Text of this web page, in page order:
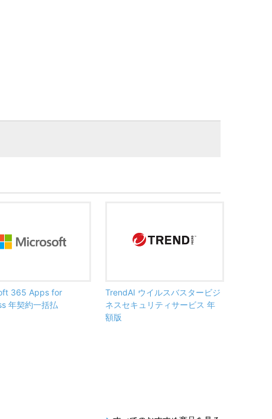
365 Apps for
年契約一括払
TrendAI ウイルスバスタービジ
ネスセキュリティサービス 年
額版